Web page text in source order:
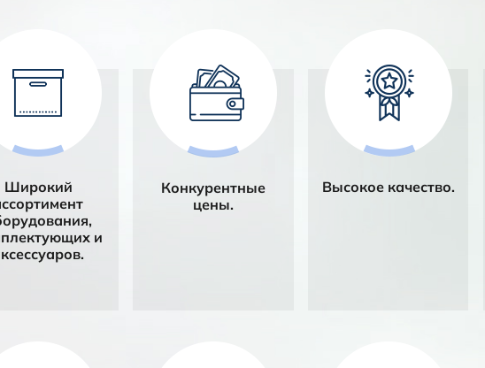
Широкий
и
Конкурентные
цены.
Высокое качество.